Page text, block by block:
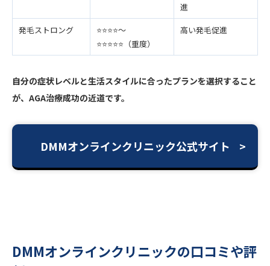
進
発毛ストロング
⭐️⭐️⭐️⭐️〜
⭐️⭐️⭐️⭐️⭐️（重度）
高い発毛促進
自分の症状レベルと生活スタイルに合ったプランを選択すること
が、AGA治療成功の近道です。
DMMオンラインクリニック公式サイト
DMMオンラインクリニックの口コミや評